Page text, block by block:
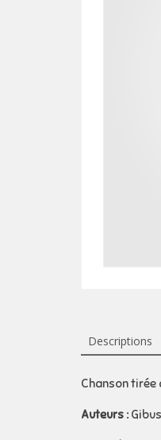
Descriptions
Chanson tirée
Auteurs :